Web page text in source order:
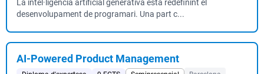
La intel·ligència artificial generativa està redefinint el
desenvolupament de programari. Una part c...
AI-Powered Product Management